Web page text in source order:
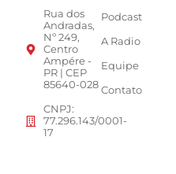
Rua dos
Andradas,
Nº 249,
Centro
Ampére -
PR | CEP
85640-028
CNPJ:
77.296.143/0001-
17
Podcast
A Radio
Equipe
Contato